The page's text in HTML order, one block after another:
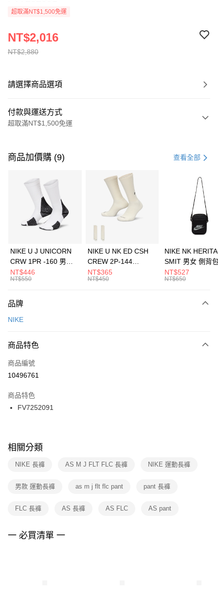
超取滿NT$1,500免運
NT$2,880
NT$2,016
請選擇商品選項
付款與運送方式
超取滿NT$1,500免運
信用卡一次付款
3 期 0 利率 每期 21家銀行
合作金庫商業銀行
第一商業銀行
華南商業銀行
彰化商業銀行
上海商業儲蓄銀行
元大商業銀行
台灣樂天信用卡公司
Apple Pay
全盈+PAY
AFTEE先享後付
【關於「AFTEE先享後付」】
便利好安心！
３．安心：先確認商品／服務後，再付款。
【「AFTEE先享後付」結帳流程】
１．於結帳方式選擇「AFTEE先享後付」後，將跳轉至「AFTEE先享後付」
２．訂單成立數日內，您將收到繳費通知簡訊。
３．收到繳費通知簡訊後14天內，點擊此簡訊中的連結，可透過四大超商／
ATM／網路銀行／等多元方式進行付款，方視為交易完成。
※ 交易是否成功請以「AFTEE先享後付 」之結帳頁面顯示為準，若有關於
是否繳費成功／繳費後需取消欲退款等相關疑問，請聯繫「AFTEE先享後付
客戶支援中心」
https://netprotections.freshdesk.com/support/home
１．透過由恩沛科技股份有限公司提供之「AFTEE先享後付」服務完成之交
權轉讓予恩沛科技股份有限公司。
３．未成年的使用者請事先徵得法定代理人或監護人之同意方可使用
「AFTEE先享後付」，若未經同意申辦者引起之損失，本公司不負相關責
運送方式
每筆NT$100，滿NT$1,500(含以上)免運費
宅配
每筆NT$100，滿NT$1,500(含以上)免運費
付款後門市自取
每筆NT$100，滿NT$1,500(含以上)免運費
商品加價購 (9) 查看全部
NIKE U J UNICORN
CRW 1PR -160 男女
中統襪 FZ3393100
NT$446
NT$550
NIKE U NK ED CSH
CREW 2P-144
EMBRDY 男女 短統襪
FZ3073133
NT$365
NT$450
NIKE NK
SMIT 男女 側背
BA5871010
NT$527
NT$650
品牌
NIKE
商品特色
商品編號
10496761
商品特色
FV7252091
相關分類
NIKE 長褲 AS M J FLT FLC 長褲 NIKE 運動長褲
男款 運動長褲 as m j flt flc pant pant 長褲
FLC 長褲 AS 長褲 AS FLC AS pant
一 必買清單 一